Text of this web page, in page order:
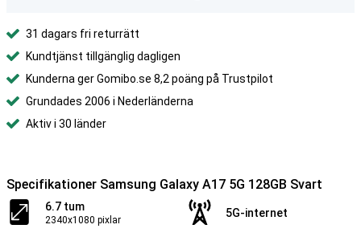
31 dagars fri returrätt
Kundtjänst tillgänglig dagligen
Kunderna ger Gomibo.se 8,2 poäng på Trustpilot
Grundades 2006 i Nederländerna
Aktiv i 30 länder
Specifikationer Samsung Galaxy A17 5G 128GB Svart
6.7 tum
2340x1080 pixlar
5G-internet